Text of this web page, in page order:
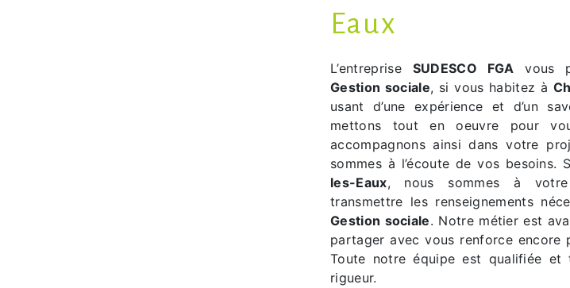
Eaux
L’entreprise SUDESCO FGA vous
Gestion sociale, si vous habitez à
usant d’une expérience et d’un
mettons tout en oeuvre pour
accompagnons ainsi dans votre
sommes à l’écoute de vos
les-Eaux, nous sommes à
transmettre les renseignements
Gestion sociale. Notre métier est
partager avec vous renforce encore
Toute notre équipe est qualifiée et
rigueur.